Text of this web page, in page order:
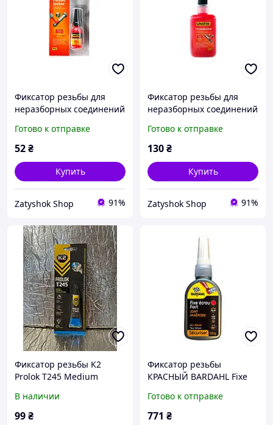
Фиксатор резьбы для
неразборных соединений
(940021)
Готово к отправке
52₴
Купить
Zatyshok Shop 91%
Фиксатор резьбы для
неразборных соединений
(940023)
Готово к отправке
130₴
Купить
Zatyshok Shop 91%
Фиксатор резьбы K2
Prolok T245 Medium
В наличии
99₴
Фиксатор резьбы
КРАСНЫЙ BARDAHL Fixe
49913
Готово к отправке
771 ₴